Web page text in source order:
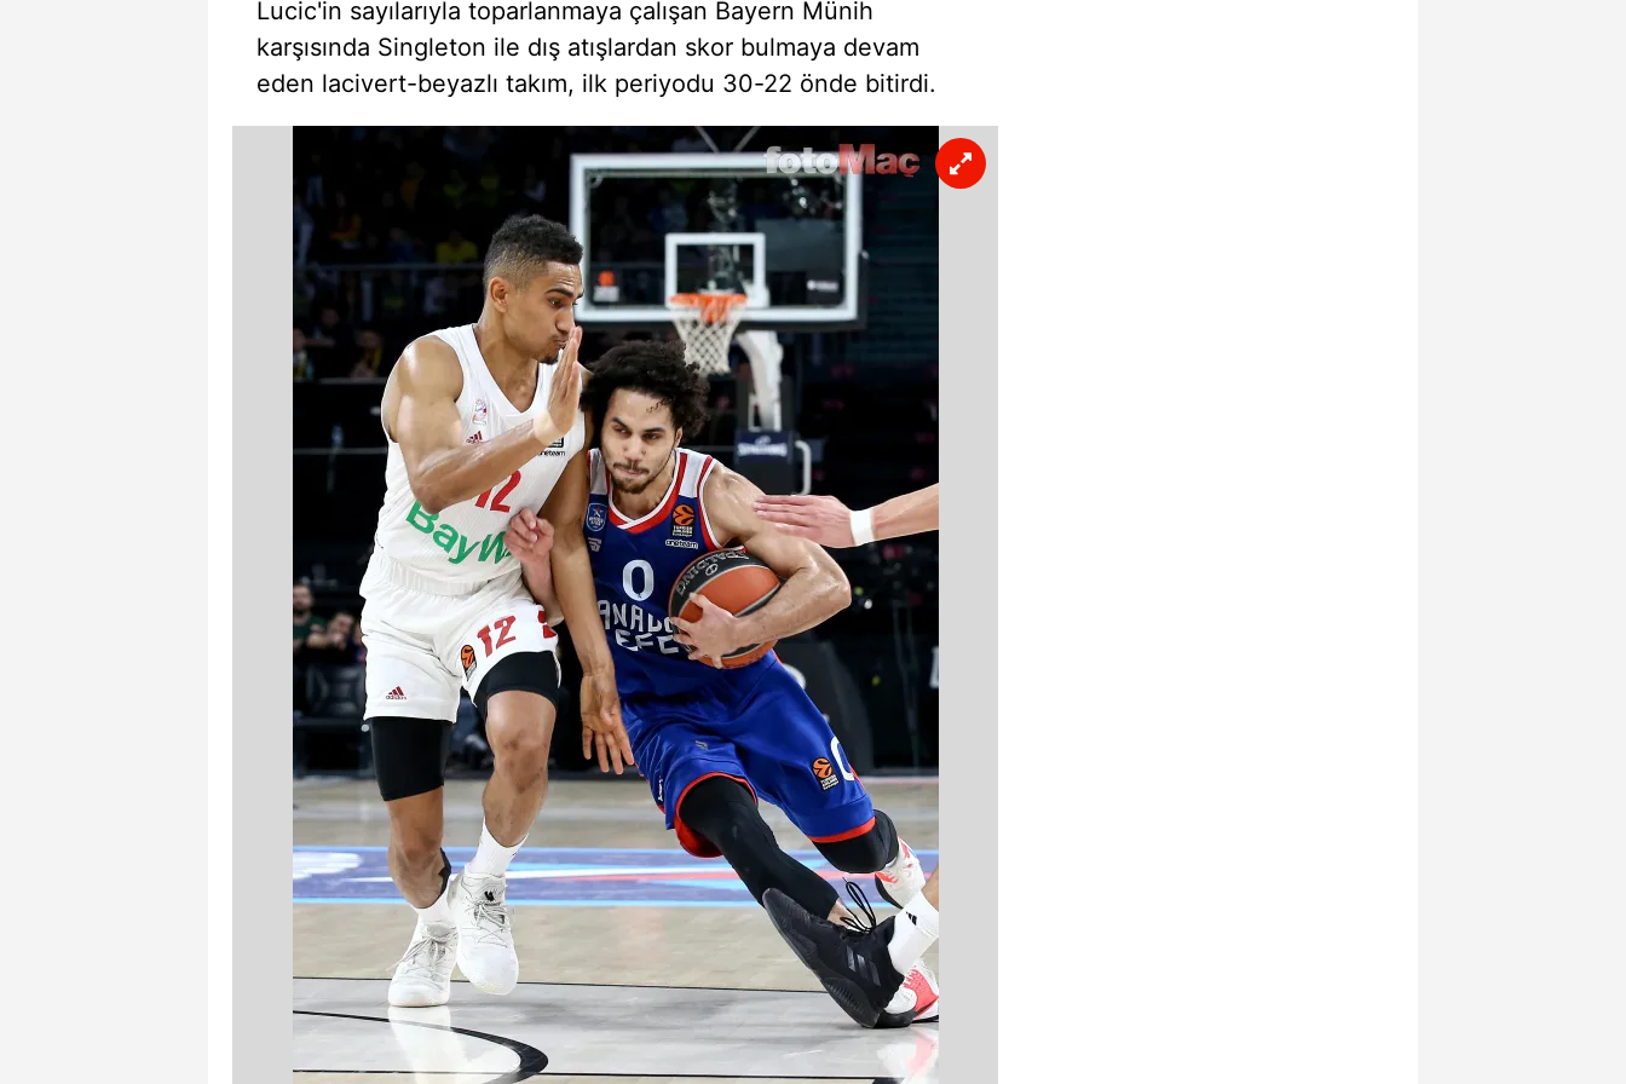
mevzuata uygun olarak kullanılan çerezlerle ilgili bilgi almak için lütfen
Lucic'in sayılarıyla toparlanmaya çalışan Bayern Münih
karşısında Singleton ile dış atışlardan skor bulmaya devam
eden lacivert-beyazlı takım, ilk periyodu 30-22 önde bitirdi.